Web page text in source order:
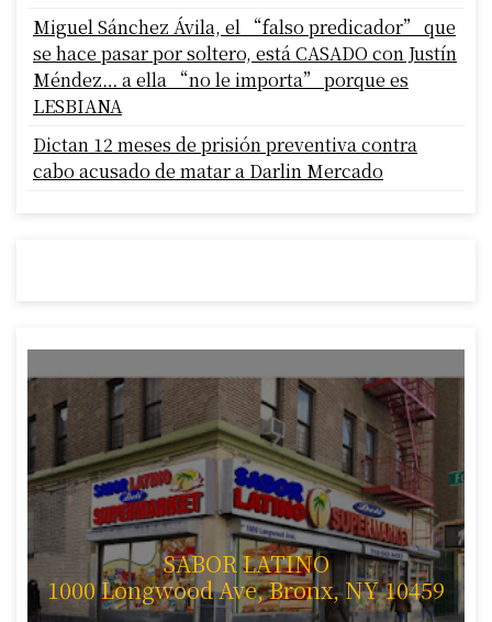
Miguel Sánchez Ávila, el “falso predicador” que
se hace pasar por soltero, está CASADO con Justín
Méndez… a ella “no le importa” porque es
LESBIANA
Dictan 12 meses de prisión preventiva contra
cabo acusado de matar a Darlin Mercado
SABOR LATINO
1000 Longwood Ave, Bronx, NY 10459